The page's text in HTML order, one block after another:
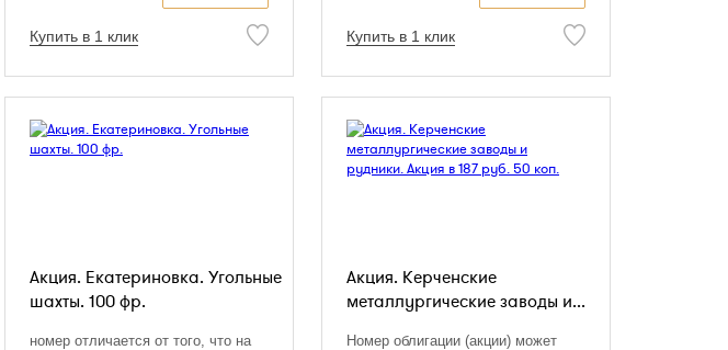
Купить в 1 клик Купить в 1 клик
Акция. Екатериновка. Угольные
шахты. 100 фр.
номер отличается от того, что на
Акция. Керченские
металлургические заводы и...
Номер облигации (акции) может